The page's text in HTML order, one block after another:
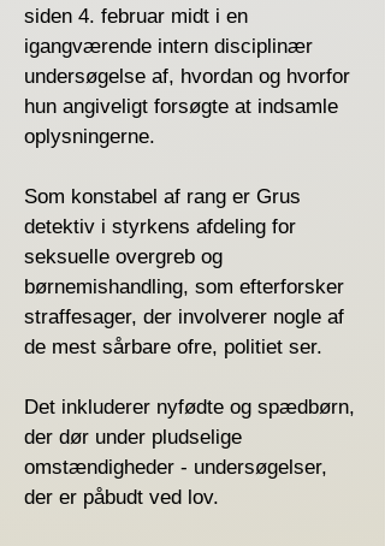
siden 4. februar midt i en
igangværende intern disciplinær
undersøgelse af, hvordan og hvorfor
hun angiveligt forsøgte at indsamle
oplysningerne.
Som konstabel af rang er Grus
detektiv i styrkens afdeling for
seksuelle overgreb og
børnemishandling, som efterforsker
straffesager, der involverer nogle af
de mest sårbare ofre, politiet ser.
Det inkluderer nyfødte og spædbørn,
der dør under pludselige
omstændigheder - undersøgelser,
der er påbudt ved lov.